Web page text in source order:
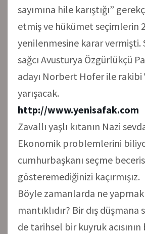
sayımına hile karıştığı”
etmiş ve hükümet seçimlerin
yenilenmesine karar vermişti.
sağcı Avusturya Özgürlükçü
adayı Norbert Hofer ile rakibi
yarışacak.
http://www.yenisafak.com
Zavallı yaşlı kıtanın Nazi
Ekonomik problemlerini
cumhurbaşkanı seçme
gösteremediğinizi kaçırmışız.
Böyle zamanlarda ne yapmak
mantıklıdır? Bir dış düşmana
de tarihsel bir kuyruk